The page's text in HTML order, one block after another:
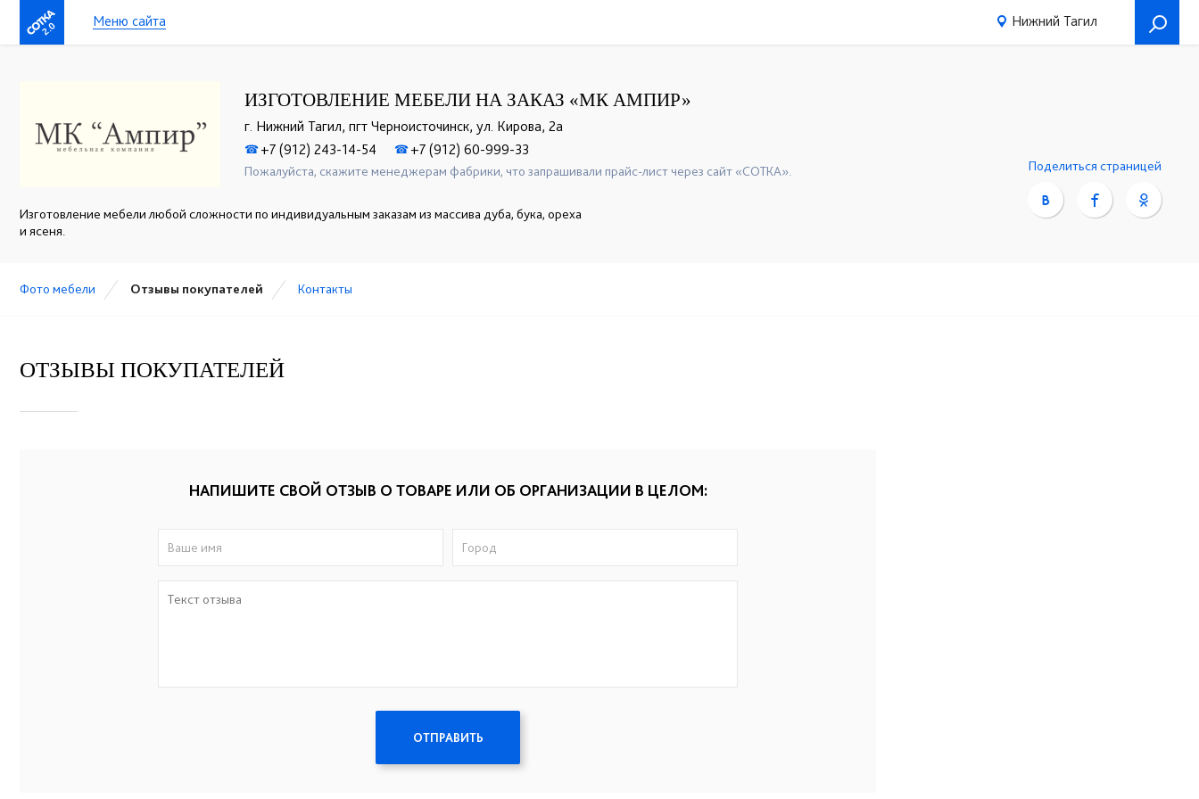
2.0 Меню сайта Нижний Тагил
ИЗГОТОВЛЕНИЕ МЕБЕЛИ НА ЗАКАЗ «МК АМПИР»
г. Нижний Тагил, пгт Черноисточинск, ул. Кирова, 2а
☎+7 (912) 243-14-54 ☎+7 (912) 60-999-33
Пожалуйста, скажите менеджерам фабрики, что запрашивали прайс-лист через сайт «СОТКА».
Изготовление мебели любой сложности по индивидуальным заказам из массива дуба, бука, ореха
и ясеня.
Поделиться страницей
Фото мебели Отзывы покупателей Контакты
ОТЗЫВЫ ПОКУПАТЕЛЕЙ
НАПИШИТЕ СВОЙ ОТЗЫВ О ТОВАРЕ ИЛИ ОБ ОРГАНИЗАЦИИ В ЦЕЛОМ:
ОТПРАВИТЬ